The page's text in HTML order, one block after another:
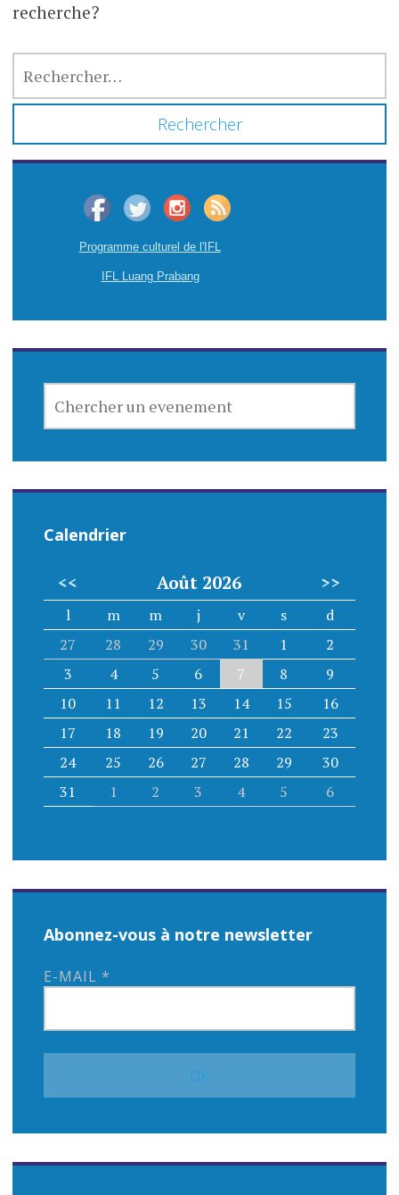
recherche?
Programme culturel de l'IFL
IFL Luang Prabang
UN
Calendrier
<< Août 2026 >>
l m m j v s
d
27
28 29 30 31 1
2
3
4 5 6 7 8
9
10
11 12 13 14 15
16
17
18 19 20 21 22
23
24
25 26 27 28 29
30
31
1 2 3 4 5 6
Abonnez-vous à notre newsletter
E-MAIL *